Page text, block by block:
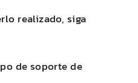
realizado, siga
de soporte de